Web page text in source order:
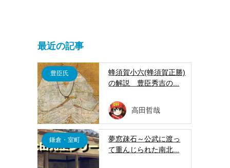
最近の記事
豊臣氏
蜂須賀小六(蜂須賀正勝)
の解説 豊臣秀吉の...
高田哲哉
鎌倉・室町
夢窓疎石～公武に渡っ
て重んじられた南北...